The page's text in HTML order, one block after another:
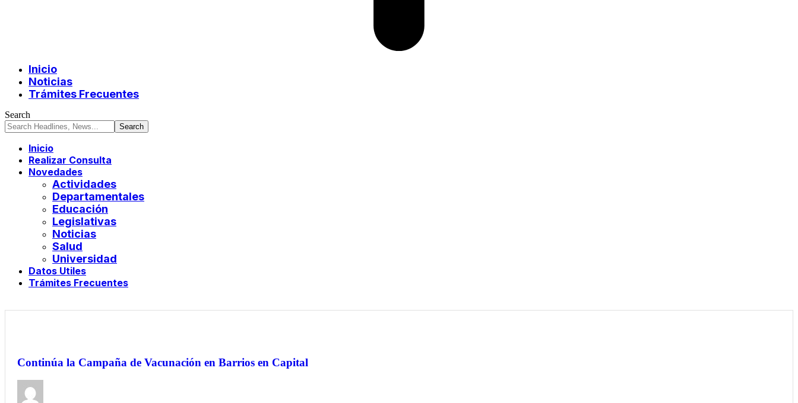
Inicio
Noticias
Trámites Frecuentes
Search
Inicio
Realizar Consulta
Novedades
Actividades
Departamentales
Educación
Legislativas
Noticias
Salud
Universidad
Datos Utiles
Trámites Frecuentes
Continúa la Campaña de Vacunación en Barrios en Capital